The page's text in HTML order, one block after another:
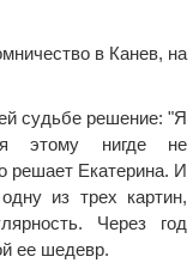
в Канев, на
судьбе решение: "Я
этому нигде не
решает Екатерина. И
из трех картин,
Через год
ее шедевр.